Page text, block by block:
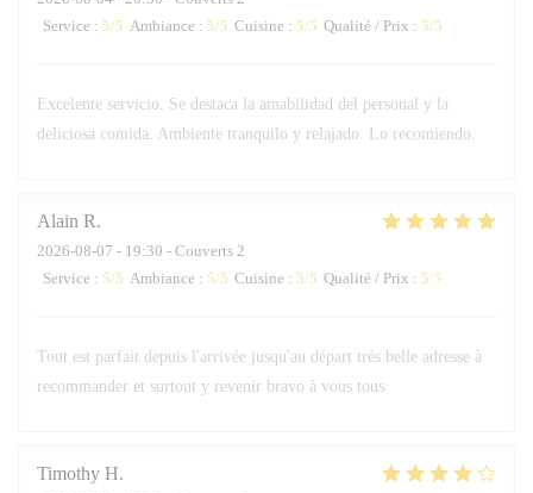
Service : 5/5 Ambiance : 5/5 Cuisine : 5/5 Qualité / Prix : 5/5
Excelente servicio. Se destaca la amabilidad del personal y la
deliciosa comida. Ambiente tranquilo y relajado. Lo recomiendo.
Alain R
2026-08-07 - 19:30 - Couverts 2
Service : 5/5 Ambiance : 5/5 Cuisine : 5/5 Qualité / Prix : 5/5
Tout est parfait depuis l'arrivée jusqu'au départ très belle adresse à
recommander et surtout y revenir bravo à vous tous
Timothy H